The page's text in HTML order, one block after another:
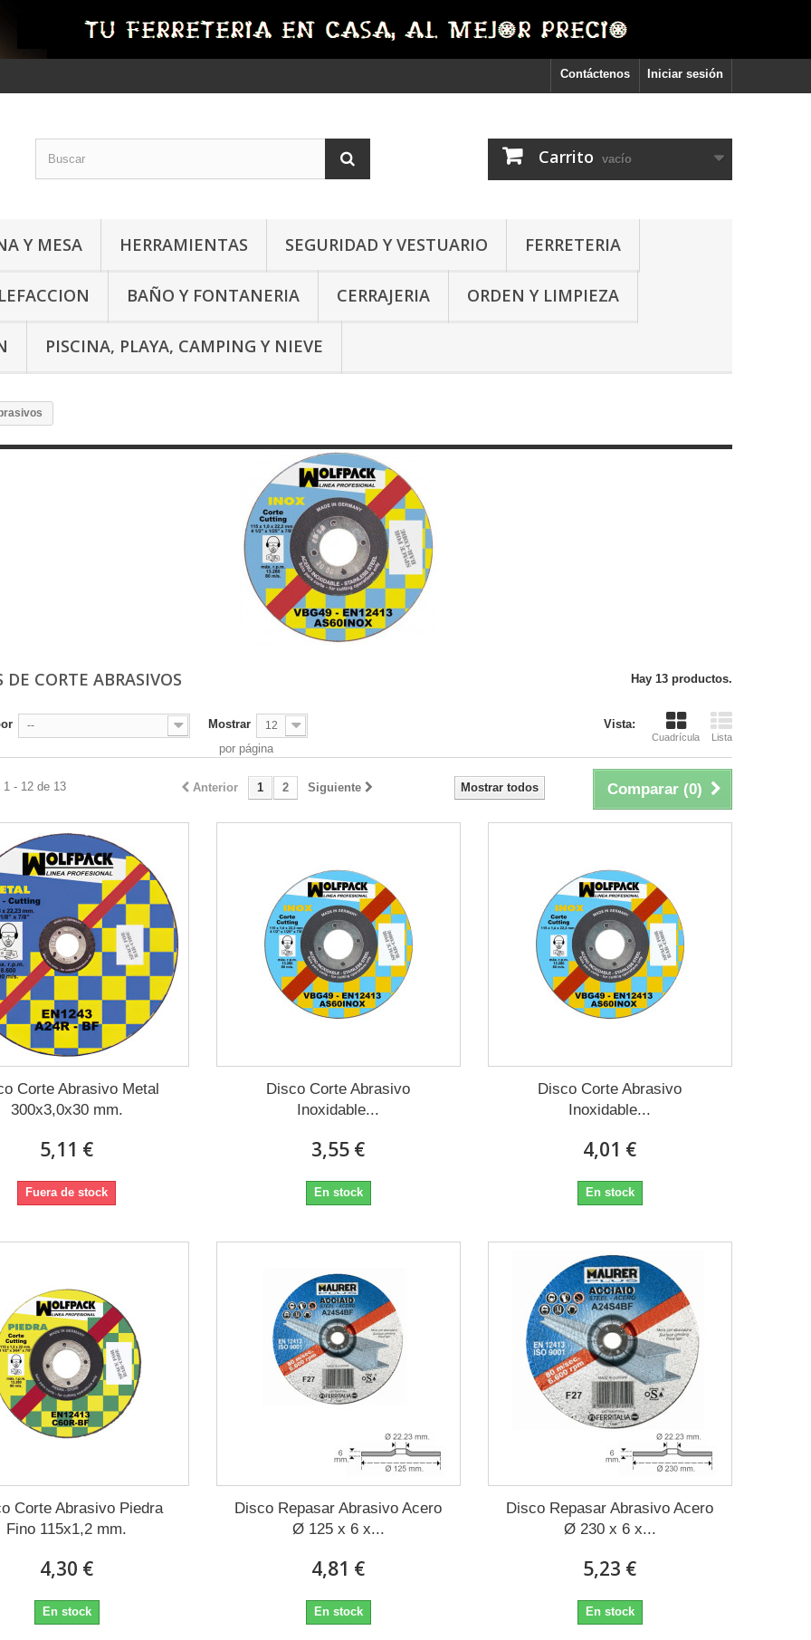
Iniciar sesión
Contáctenos
Carrito vacío
Y MESA HERRAMIENTAS SEGURIDAD Y VESTUARIO FERRETERIA
BAÑO Y FONTANERIA CERRAJERIA ORDEN Y LIMPIEZA
PISCINA, PLAYA, CAMPING Y NIEVE
DE CORTE ABRASIVOS Hay 13 productos.
Vista:
Cuadrícula Lista
-- Mostrar 12
por página
Comparar (0)
Mostrar todos
Anterior 1 2 Siguiente
1 - 12 de 13
Corte Abrasivo Metal
300x3,0x30 mm.
5,11 €
Fuera de stock
Disco Corte Abrasivo
Inoxidable...
3,55 €
En stock
Disco Corte Abrasivo
Inoxidable...
4,01 €
En stock
Corte Abrasivo Piedra
Fino 115x1,2 mm.
4,30 €
En stock
Disco Repasar Abrasivo Acero
Ø 125 x 6 x...
4,81 €
En stock
Disco Repasar Abrasivo Acero
Ø 230 x 6 x...
5,23 €
En stock